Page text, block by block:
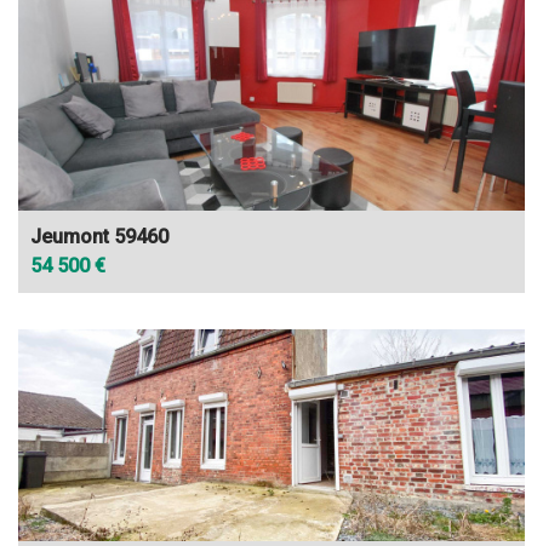
Jeumont 59460
54 500 €